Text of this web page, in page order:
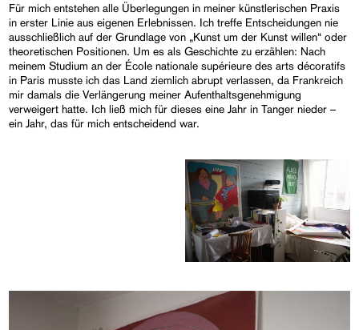
Für mich entstehen alle Überlegungen in meiner künstlerischen Praxis
in erster Linie aus eigenen Erlebnissen. Ich treffe Entscheidungen nie
ausschließlich auf der Grundlage von „Kunst um der Kunst willen“ oder
theoretischen Positionen. Um es als Geschichte zu erzählen: Nach
meinem Studium an der École nationale supérieure des arts décoratifs
in Paris musste ich das Land ziemlich abrupt verlassen, da Frankreich
mir damals die Verlängerung meiner Aufenthaltsgenehmigung
verweigert hatte. Ich ließ mich für dieses eine Jahr in Tanger nieder –
ein Jahr, das für mich entscheidend war.